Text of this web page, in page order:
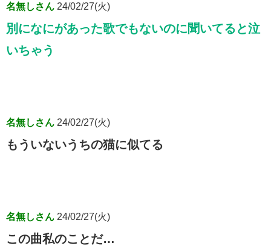
名無しさん 24/02/27(火)
別になにがあった歌でもないのに聞いてると泣
いちゃう
名無しさん 24/02/27(火)
もういないうちの猫に似てる
名無しさん 24/02/27(火)
この曲私のことだ…